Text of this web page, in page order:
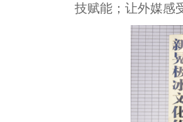
技赋能；让外媒感